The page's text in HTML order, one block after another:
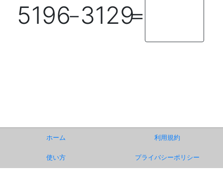
5196－3129＝
ホーム
使い方
利用規約
プライバシーポリシー